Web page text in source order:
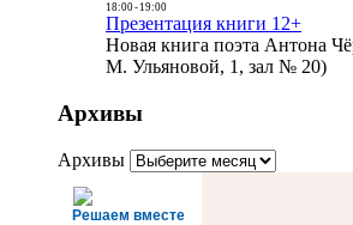
18:00- 19:00
Презентация книги 12+
Новая книга поэта Антона
М. Ульяновой, 1, зал № 20)
Архивы
Архивы
Решаем вместе